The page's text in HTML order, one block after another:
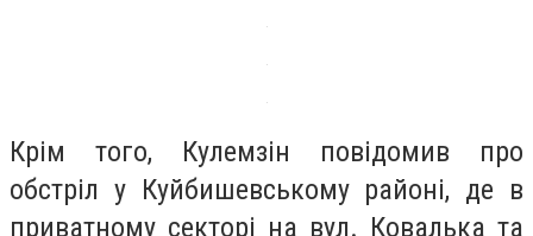
Крім того, Кулемзін повідомив про
обстріл у Куйбишевському районі, де в
приватному секторі на вул. Ковалька та